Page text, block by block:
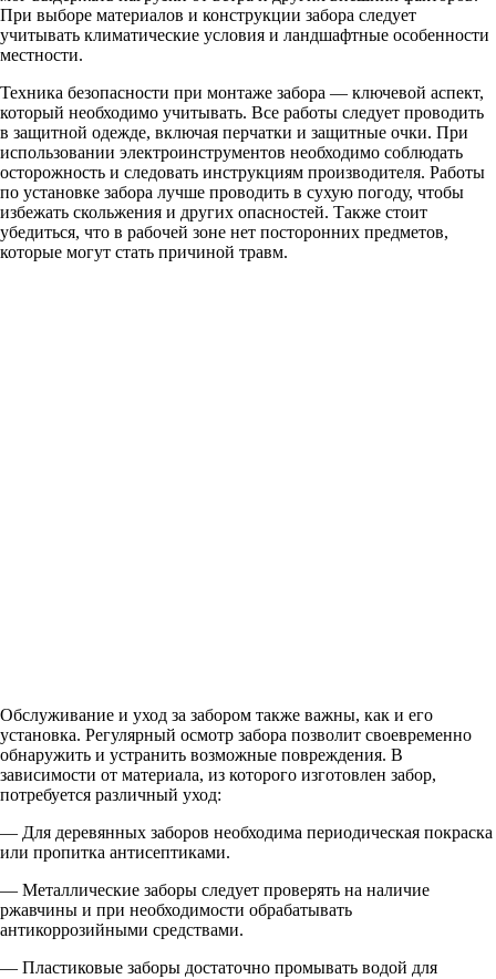
При выборе материалов и конструкции забора следует
учитывать климатические условия и ландшафтные особенности
местности.
Техника безопасности при монтаже забора — ключевой аспект,
который необходимо учитывать. Все работы следует проводить
в защитной одежде, включая перчатки и защитные очки. При
использовании электроинструментов необходимо соблюдать
осторожность и следовать инструкциям производителя. Работы
по установке забора лучше проводить в сухую погоду, чтобы
избежать скольжения и других опасностей. Также стоит
убедиться, что в рабочей зоне нет посторонних предметов,
которые могут стать причиной травм.
Обслуживание и уход за забором также важны, как и его
установка. Регулярный осмотр забора позволит своевременно
обнаружить и устранить возможные повреждения. В
зависимости от материала, из которого изготовлен забор,
потребуется различный уход:
— Для деревянных заборов необходима периодическая покраска
или пропитка антисептиками.
— Металлические заборы следует проверять на наличие
ржавчины и при необходимости обрабатывать
антикоррозийными средствами.
— Пластиковые заборы достаточно промывать водой для